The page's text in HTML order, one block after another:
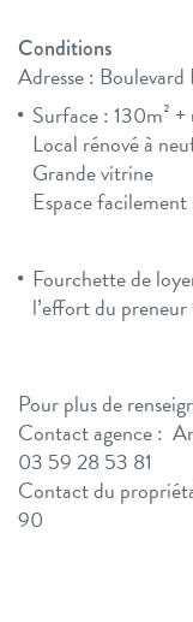
Conditions
Adresse :
Surface : 130m² +
Local rénové à
Grande vitrine
Espace
Fourchette de
l’effort du
Pour plus de
Contact agence :
03 59 28 53 81
Contact du
90